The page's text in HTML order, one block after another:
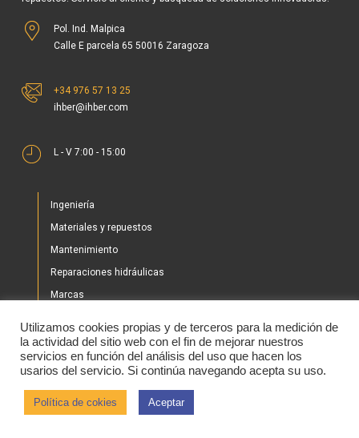
Pol. Ind. Malpica
Calle E parcela 65 50016 Zaragoza
+34 976 57 13 25
ihber@ihber.com
L - V 7:00 - 15:00
Ingeniería
Materiales y repuestos
Mantenimiento
Reparaciones hidráulicas
Marcas
Tienda
Noticias
Utilizamos cookies propias y de terceros para la medición de
la actividad del sitio web con el fin de mejorar nuestros
servicios en función del análisis del uso que hacen los
usarios del servicio. Si continúa navegando acepta su uso.
Política de cokies Aceptar